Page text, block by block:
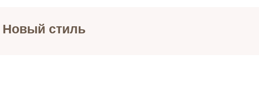
стиль